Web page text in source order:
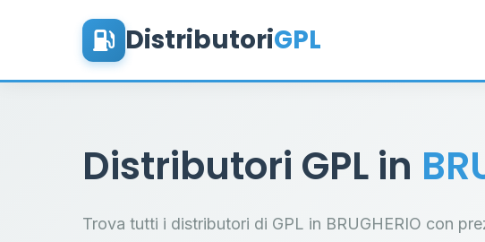
DistributoriGPL
Distributori GPL in
Trova tutti i distributori di GPL in BRUGHERIO con